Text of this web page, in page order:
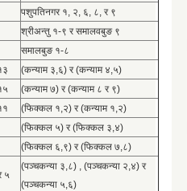
पशुपतिनगर १, २, ६, ८, र ९
श्रीअन्तु १-९ र समालवबुङ ९
समालबुङ १-८
(कन्याम ३,६) र (कन्याम ४,५)
(कन्याम ७) र (कन्याम ८ र ९)
(फिक्कल १,२) र (कन्याम १,२)
(फिक्कल ५) र (फिक्कल ३,४)
(फिक्कल ६,९) र (फिक्कल ७,८)
५
(पञ्चकन्या ३,८) , (पञ्चकन्या २,४) र
(पञ्चकन्या ५,६)